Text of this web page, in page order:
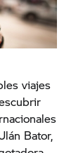
viajes
Bator,